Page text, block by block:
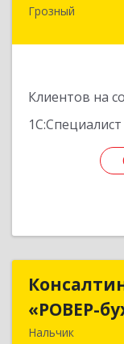
Грозный
Клиентов на
1С:Специалист
364906,
«РОВЕР-
Нальчик